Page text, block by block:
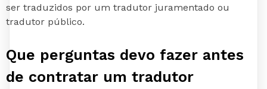
ser traduzidos por um tradutor juramentado ou
tradutor público.
Que perguntas devo fazer antes
de contratar um tradutor